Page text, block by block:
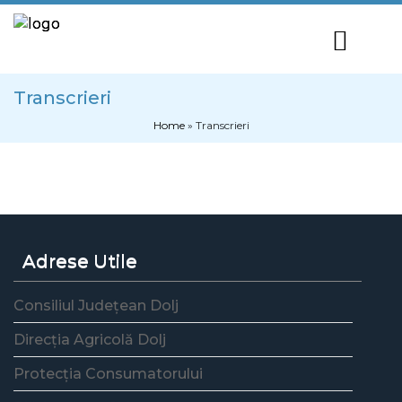
Transcrieri
Home» Transcrieri
Adrese Utile
Consiliul Județean Dolj
Direcția Agricolă Dolj
Protecția Consumatorului